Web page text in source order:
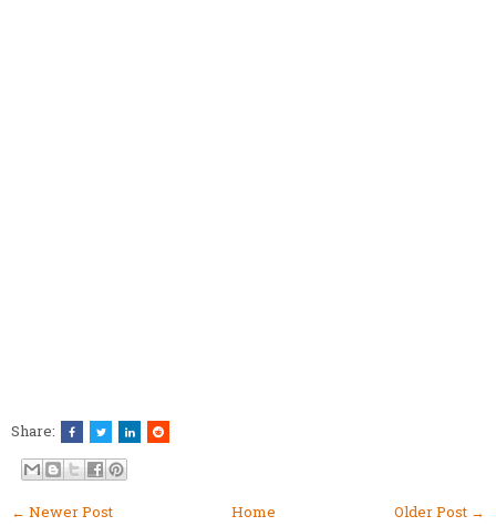
Share:
← Newer Post Older Post →
Home